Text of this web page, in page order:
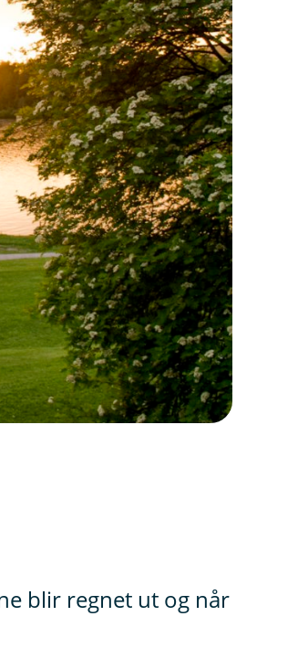
blir regnet ut og når